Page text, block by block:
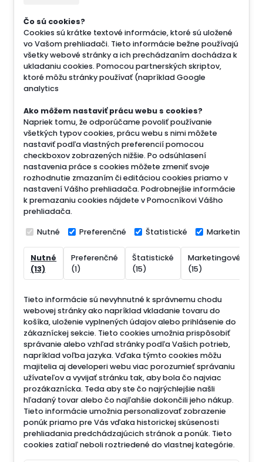
Čo sú cookies?
Cookies sú krátke textové informácie, ktoré sú uložené
vo Vašom prehliadači. Tieto informácie bežne používajú
všetky webové stránky a ich prechádzaním dochádza k
ukladaniu cookies. Pomocou partnerských skriptov,
ktoré môžu stránky používať (napríklad Google
analytics
Ako môžem nastaviť prácu webu s cookies?
Napriek tomu, že odporúčame povoliť používanie
všetkých typov cookies, prácu webu s nimi môžete
nastaviť podľa vlastných preferencií pomocou
checkboxov zobrazených nižšie. Po odsúhlasení
nastavenia práce s cookies môžete zmeniť svoje
rozhodnutie zmazaním či editáciou cookies priamo v
nastavení Vášho prehliadača. Podrobnejšie informácie
k premazaniu cookies nájdete v Pomocníkovi Vášho
prehliadača.
Nutné Preferenčné Štatistické Marketingové
Nutné
(13)
Preferenčné
(1)
Štatistické
(15)
Marketingové
(15)
Tieto informácie sú nevyhnutné k správnemu chodu
webovej stránky ako napríklad vkladanie tovaru do
košíka, uloženie vyplnených údajov alebo prihlásenie do
zákazníckej sekcie. Tieto cookies umožnia prispôsobiť
správanie alebo vzhľad stránky podľa Vašich potrieb,
napríklad voľba jazyka. Vďaka týmto cookies môžu
majitelia aj developeri webu viac porozumieť správaniu
užívateľov a vyvijať stránku tak, aby bola čo najviac
prozákaznícka. Teda aby ste čo najrýchlejšie našli
hľadaný tovar alebo čo najľahšie dokončili jeho nákup.
Tieto informácie umožnia personalizovať zobrazenie
ponúk priamo pre Vás vďaka historickej skúsenosti
prehliadania predchádzajúcich stránok a ponúk. Tieto
cookies zatiaľ neboli roztriedené do vlastnej kategórie.